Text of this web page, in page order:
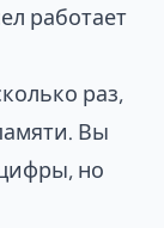
работает
раз,
Вы
но